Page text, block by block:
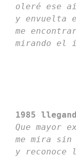
oleré ese
y envuelta
me
mirando el
1985
Que mayor
me mira sin
y reconoce